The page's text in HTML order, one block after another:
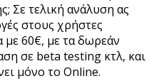
Σε τελική ανάλυση ας
στους χρήστες
με 60€, με τα δωρεάν
σε beta testing κτλ, και
μόνο το Online.